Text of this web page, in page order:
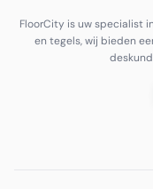
FloorCity is uw specialist
en tegels, wij bieden